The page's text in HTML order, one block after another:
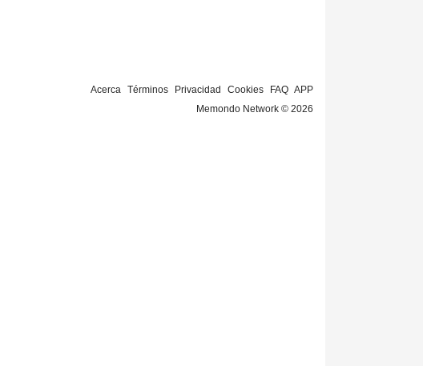
Acerca Términos Privacidad Cookies FAQ APP
Memondo Network © 2026